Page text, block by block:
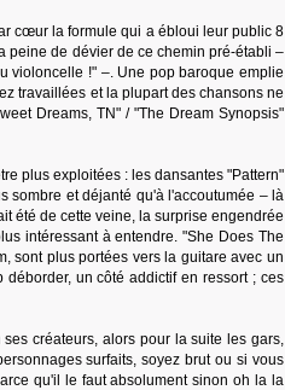
cœur la formule qui a ébloui leur public 8
peine de dévier de ce chemin pré-établi –
violoncelle !" –. Une pop baroque emplie
travaillées et la plupart des chansons ne
Dreams, TN" / "The Dream Synopsis"
plus exploitées : les dansantes "Pattern"
sombre et déjanté qu'à l'accoutumée – là
été de cette veine, la surprise engendrée
intéressant à entendre. "She Does The
sont plus portées vers la guitare avec un
un côté addictif en ressort ; ces
créateurs, alors pour la suite les gars,
surfaits, soyez brut ou si vous
qu'il le faut absolument sinon oh la la